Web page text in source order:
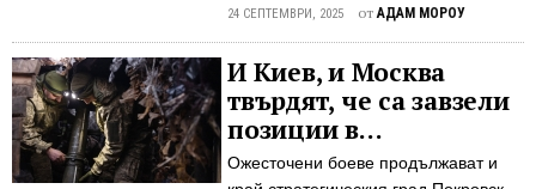
в
ракетна система "Орешник" в
Беларус завършиха преди седмица
петдневни мащабни военни учения,
по време на които съюзниците
тестваха способността си да
отблъскват атаки от хипотетични
24 СЕПТЕМВРИ, 2025 от АДАМ МОРОУ
И Киев, и Москва
твърдят, че са завзели
позиции в
украинската Сумска
Ожесточени боеве продължават и